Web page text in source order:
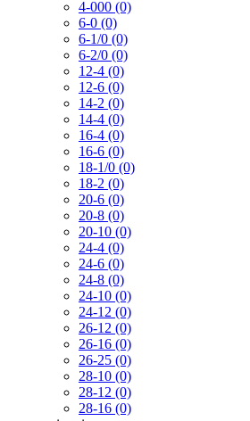
4-000 (0)
6-0 (0)
6-1/0 (0)
6-2/0 (0)
12-4 (0)
12-6 (0)
14-2 (0)
14-4 (0)
16-4 (0)
16-6 (0)
18-1/0 (0)
18-2 (0)
20-6 (0)
20-8 (0)
20-10 (0)
24-4 (0)
24-6 (0)
24-8 (0)
24-10 (0)
24-12 (0)
26-12 (0)
26-16 (0)
26-25 (0)
28-10 (0)
28-12 (0)
28-16 (0)